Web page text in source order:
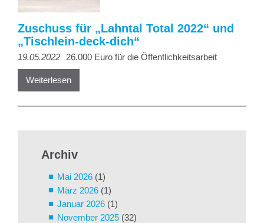
Zuschuss für „Lahntal Total 2022“ und
„Tischlein-deck-dich“
19.05.2022 26.000 Euro für die Öffentlichkeitsarbeit
Weiterlesen
Archiv
Mai 2026 (1)
März 2026 (1)
Januar 2026 (1)
November 2025 (32)